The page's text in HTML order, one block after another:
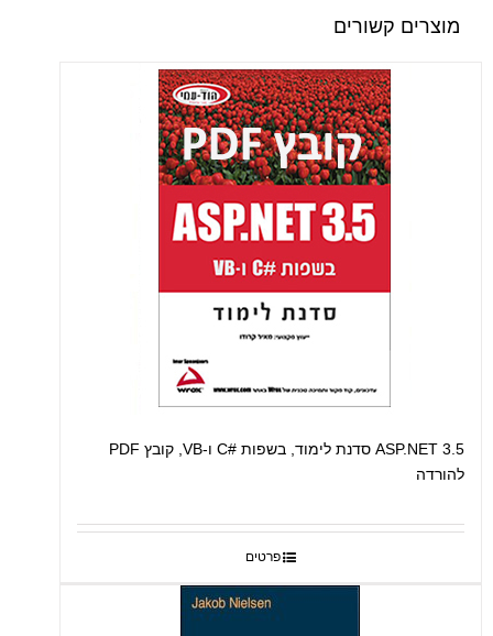
מוצרים קשורים
ASP.NET 3.5 סדנת לימוד, בשפות #C ו-VB, קובץ PDF
להורדה
פרטים